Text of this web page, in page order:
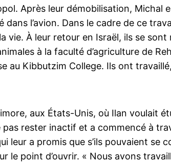
Après leur démobilisation, Michal
dans l’avion. Dans le cadre de ce
À leur retour en Israël, ils se sont
à la faculté d’agriculture de
au Kibbutzim College. Ils ont
aux États-Unis, où Ilan voulait
rester inactif et a commencé à
a promis que s’ils pouvaient se
le point d’ouvrir. « Nous avons